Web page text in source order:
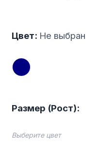
Цвет: Не выбран
Размер (Рост):
Выберите цвет